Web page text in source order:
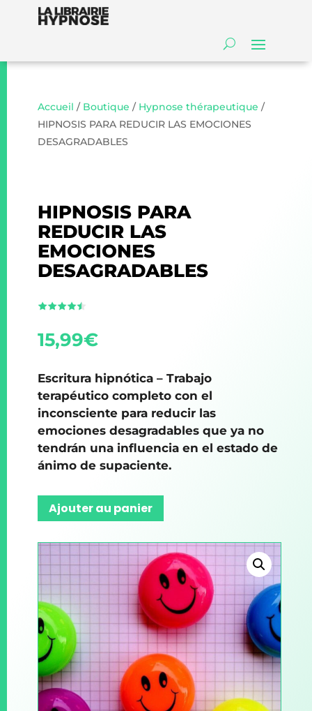
Accueil / Boutique / Hypnose thérapeutique /
HIPNOSIS PARA REDUCIR LAS EMOCIONES
DESAGRADABLES
HIPNOSIS PARA
REDUCIR LAS
EMOCIONES
DESAGRADABLES
15,99€
Escritura hipnótica – Trabajo
terapéutico completo con el
inconsciente para reducir las
emociones desagradables que ya no
tendrán una influencia en el estado de
ánimo de supaciente.
Ajouter au panier